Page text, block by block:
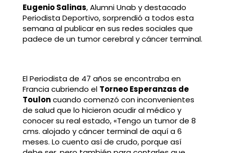
Eugenio Salinas, Alumni Unab y destacado
Periodista Deportivo, sorprendió a todos esta
semana al publicar en sus redes sociales que
padece de un tumor cerebral y cáncer terminal.
El Periodista de 47 años se encontraba en
Francia cubriendo el Torneo Esperanzas de
Touloncuando comenzó con inconvenientes
de salud que lo hicieron acudir al médico y
conocer su real estado, «Tengo un tumor de 8
cms. alojado y cáncer terminal de aquí a 6
meses. Lo cuento así de crudo, porque así